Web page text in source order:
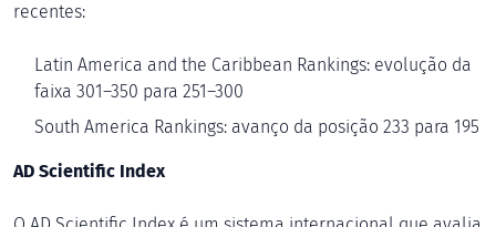
recentes:
Latin America and the Caribbean Rankings: evolução da
faixa 301–350 para 251–300
South America Rankings: avanço da posição 233 para 195
AD Scientific Index